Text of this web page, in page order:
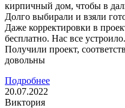
кирпичный дом, чтобы в
Долго выбирали и взяли
Даже корректировки в
бесплатно. Нас все
Получили проект,
довольны
Подробнее
20.07.2022
Виктория